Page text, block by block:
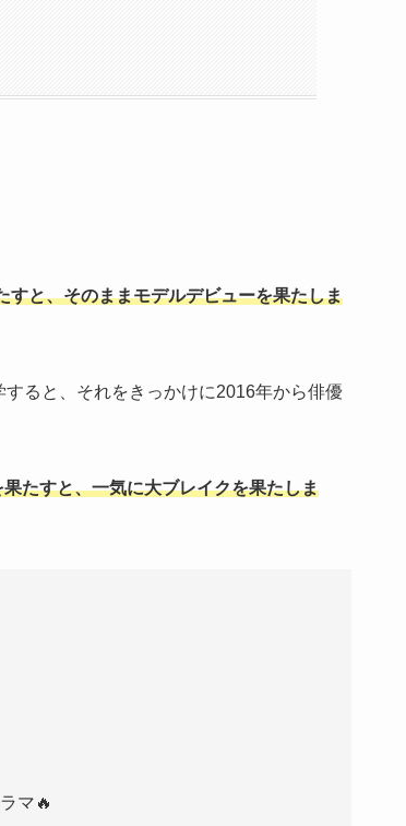
と、そのままモデルデビューを果たしま
ると、それをきっかけに2016年から俳優
たすと、一気に大ブレイクを果たしま
マ🔥